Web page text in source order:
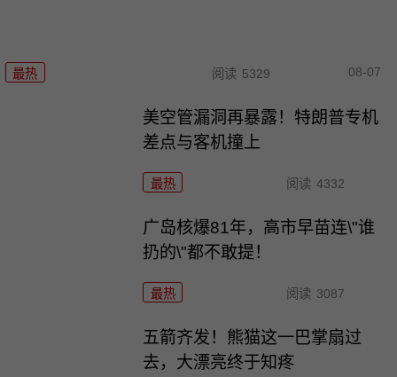
最热 阅读 5329 08-07
美空管漏洞再暴露！特朗普专机
差点与客机撞上
最热 阅读 4332
广岛核爆81年，高市早苗连\"谁
扔的\"都不敢提！
最热 阅读 3087
五箭齐发！熊猫这一巴掌扇过
去，大漂亮终于知疼